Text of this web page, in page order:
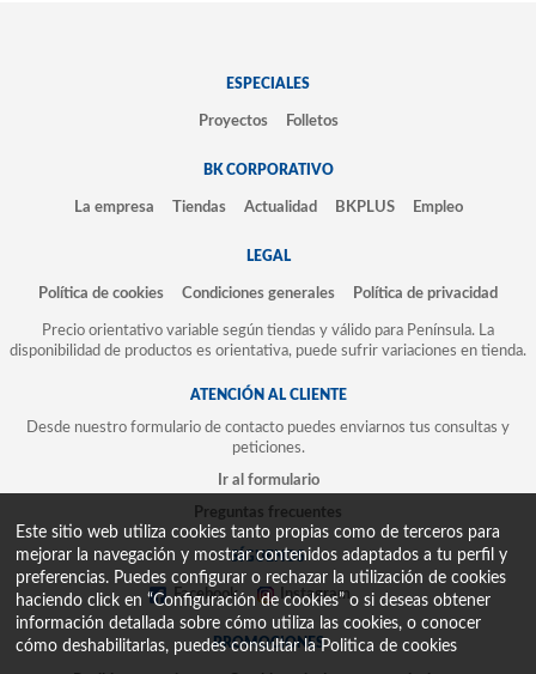
ESPECIALES
Proyectos Folletos
BK CORPORATIVO
La empresa Tiendas Actualidad BKPLUS Empleo
LEGAL
Política de cookies Condiciones generales Política de privacidad
Precio orientativo variable según tiendas y válido para Península. La
disponibilidad de productos es orientativa, puede sufrir variaciones en tienda.
ATENCIÓN AL CLIENTE
Desde nuestro formulario de contacto puedes enviarnos tus consultas y
peticiones.
Ir al formulario
Preguntas frecuentes
SÍGUENOS
Facebook Instagram
PROMOCIONES
Este sitio web utiliza cookies tanto propias como de terceros para
mejorar la navegación y mostrar contenidos adaptados a tu perfil y
preferencias. Puedes configurar o rechazar la utilización de cookies
haciendo click en “Configuración de cookies” o si deseas obtener
información detallada sobre cómo utiliza las cookies, o conocer
cómo deshabilitarlas, puedes consultar laPolitica de cookies